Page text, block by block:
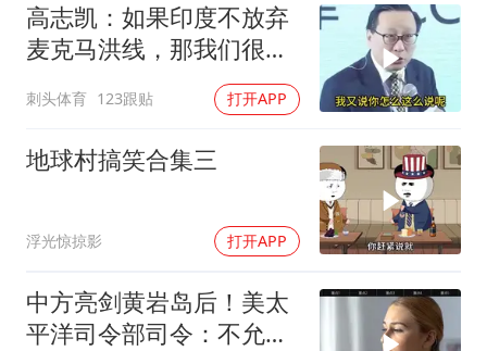
高志凯：如果印度不放弃
麦克马洪线，那我们很有
刺头体育 123跟贴 打开APP
地球村搞笑合集三
浮光惊掠影 打开APP
中方亮剑黄岩岛后！美太
平洋司令部司令：不允许